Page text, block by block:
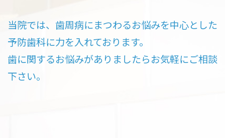
当院では、歯周病にまつわるお悩みを中心とした
予防歯科に力を入れております。
歯に関するお悩みがありましたらお気軽にご相談
下さい。